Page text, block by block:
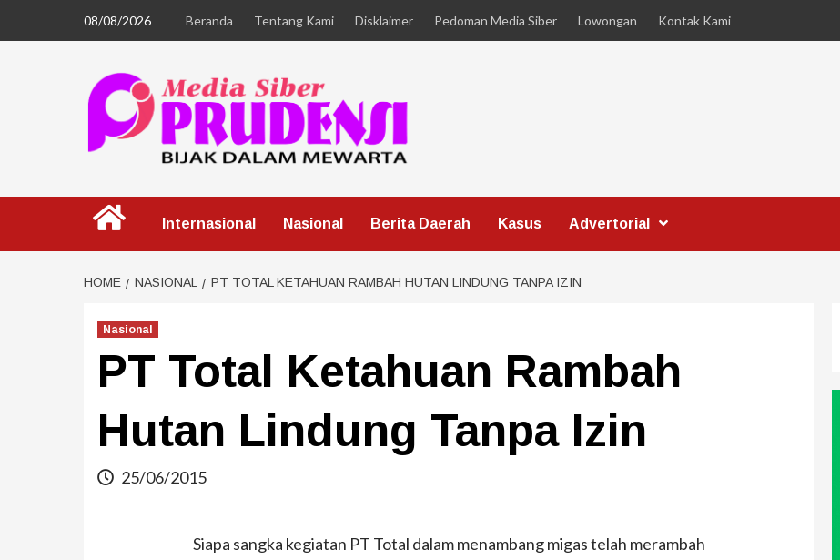
08/08/2026 Beranda Tentang Kami Disklaimer Pedoman Media Siber Lowongan Kontak Kami
Internasional Nasional Berita Daerah Kasus Advertorial
HOME NASIONAL PT TOTAL KETAHUAN RAMBAH HUTAN LINDUNG TANPA IZIN
Nasional
PT Total Ketahuan Rambah
Hutan Lindung Tanpa Izin
25/06/2015
Siapa sangka kegiatan PT Total dalam menambang migas telah merambah